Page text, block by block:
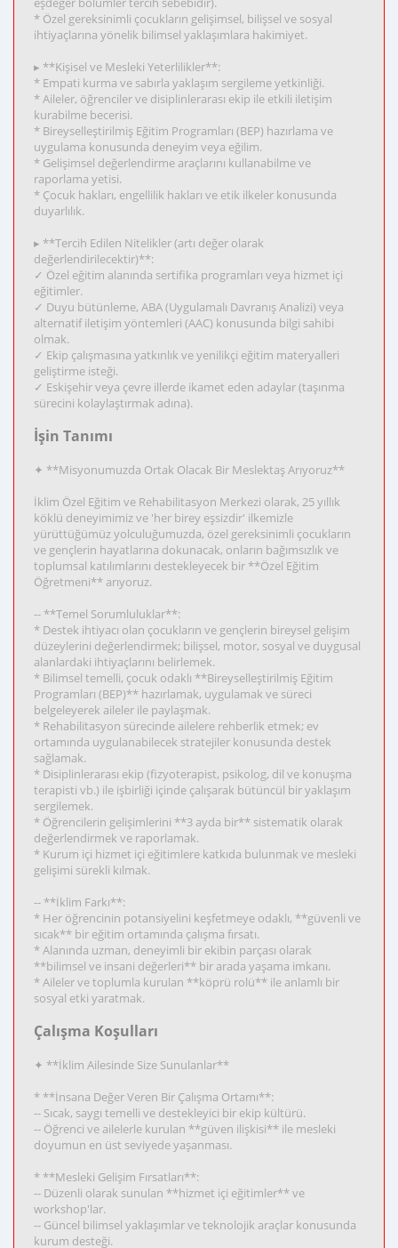
* Özel gereksinimli çocukların gelişimsel, bilişsel ve sosyal
ihtiyaçlarına yönelik bilimsel yaklaşımlara hakimiyet.
▸ **Kişisel ve Mesleki Yeterlilikler**:
* Empati kurma ve sabırla yaklaşım sergileme yetkinliği.
* Aileler, öğrenciler ve disiplinlerarası ekip ile etkili iletişim
kurabilme becerisi.
* Bireyselleştirilmiş Eğitim Programları (BEP) hazırlama ve
uygulama konusunda deneyim veya eğilim.
* Gelişimsel değerlendirme araçlarını kullanabilme ve
raporlama yetisi.
* Çocuk hakları, engellilik hakları ve etik ilkeler konusunda
duyarlılık.
▸ **Tercih Edilen Nitelikler (artı değer olarak
değerlendirilecektir)**:
✓ Özel eğitim alanında sertifika programları veya hizmet içi
eğitimler.
✓ Duyu bütünleme, ABA (Uygulamalı Davranış Analizi) veya
alternatif iletişim yöntemleri (AAC) konusunda bilgi sahibi
olmak.
✓ Ekip çalışmasına yatkınlık ve yenilikçi eğitim materyalleri
geliştirme isteği.
✓ Eskişehir veya çevre illerde ikamet eden adaylar (taşınma
sürecini kolaylaştırmak adına).
İşin Tanımı
✦ **Misyonumuzda Ortak Olacak Bir Meslektaş Arıyoruz**
İklim Özel Eğitim ve Rehabilitasyon Merkezi olarak, 25 yıllık
köklü deneyimimiz ve 'her birey eşsizdir' ilkemizle
yürüttüğümüz yolculuğumuzda, özel gereksinimli çocukların
ve gençlerin hayatlarına dokunacak, onların bağımsızlık ve
toplumsal katılımlarını destekleyecek bir **Özel Eğitim
Öğretmeni** arıyoruz.
-- **Temel Sorumluluklar**:
* Destek ihtiyacı olan çocukların ve gençlerin bireysel gelişim
düzeylerini değerlendirmek; bilişsel, motor, sosyal ve duygusal
alanlardaki ihtiyaçlarını belirlemek.
* Bilimsel temelli, çocuk odaklı **Bireyselleştirilmiş Eğitim
Programları (BEP)** hazırlamak, uygulamak ve süreci
belgeleyerek aileler ile paylaşmak.
* Rehabilitasyon sürecinde ailelere rehberlik etmek; ev
ortamında uygulanabilecek stratejiler konusunda destek
sağlamak.
* Disiplinlerarası ekip (fizyoterapist, psikolog, dil ve konuşma
terapisti vb.) ile işbirliği içinde çalışarak bütüncül bir yaklaşım
sergilemek.
* Öğrencilerin gelişimlerini **3 ayda bir** sistematik olarak
değerlendirmek ve raporlamak.
* Kurum içi hizmet içi eğitimlere katkıda bulunmak ve mesleki
gelişimi sürekli kılmak.
-- **İklim Farkı**:
* Her öğrencinin potansiyelini keşfetmeye odaklı, **güvenli ve
sıcak** bir eğitim ortamında çalışma fırsatı.
* Alanında uzman, deneyimli bir ekibin parçası olarak
**bilimsel ve insani değerleri** bir arada yaşama imkanı.
* Aileler ve toplumla kurulan **köprü rolü** ile anlamlı bir
sosyal etki yaratmak.
Çalışma Koşulları
✦ **İklim Ailesinde Size Sunulanlar**
* **İnsana Değer Veren Bir Çalışma Ortamı**:
-- Sıcak, saygı temelli ve destekleyici bir ekip kültürü.
-- Öğrenci ve ailelerle kurulan **güven ilişkisi** ile mesleki
doyumun en üst seviyede yaşanması.
* **Mesleki Gelişim Fırsatları**:
-- Düzenli olarak sunulan **hizmet içi eğitimler** ve
workshop'lar.
-- Güncel bilimsel yaklaşımlar ve teknolojik araçlar konusunda
kurum desteği.